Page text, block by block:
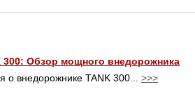
300: Обзор мощного внедорожника
о внедорожнике TANK 300... >>>